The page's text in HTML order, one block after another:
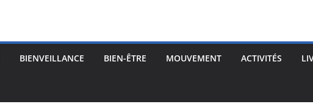
BIENVEILLANCE BIEN-ÊTRE MOUVEMENT ACTIVITÉS